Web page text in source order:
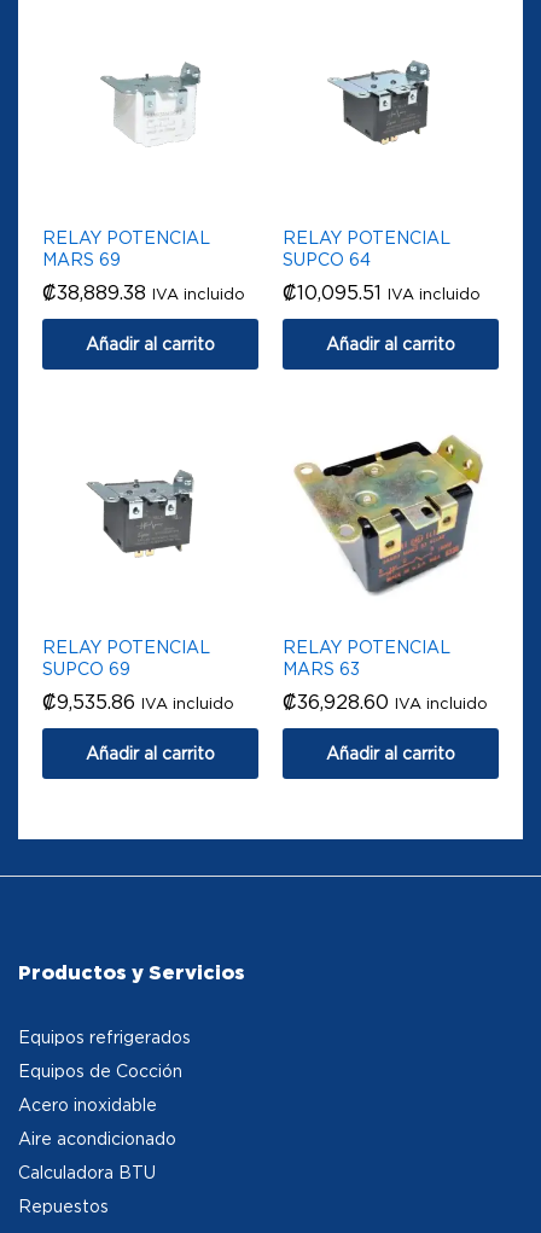
RELAY POTENCIAL
MARS 69
₡38,889.38 IVA incluido
Añadir al carrito
RELAY POTENCIAL
SUPCO 64
₡10,095.51 IVA incluido
Añadir al carrito
RELAY POTENCIAL
SUPCO 69
₡9,535.86 IVA incluido
Añadir al carrito
RELAY POTENCIAL
MARS 63
₡36,928.60 IVA incluido
Añadir al carrito
Productos y Servicios
Equipos refrigerados
Equipos de Cocción
Acero inoxidable
Aire acondicionado
Calculadora BTU
Repuestos